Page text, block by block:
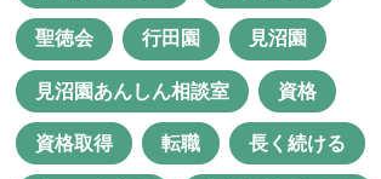
特別支援学校 理学療法士
生活支援員 生産活動
相談支援 相談支援事業
聖徳会 行田園 見沼園
見沼園あんしん相談室 資格
資格取得 転職 長く続ける